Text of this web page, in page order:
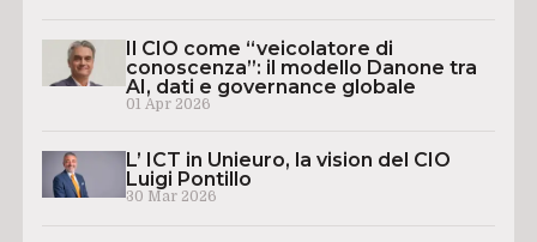
Il CIO come “veicolatore di
conoscenza”: il modello Danone tra
AI, dati e governance globale
01 Apr 2026
L’ ICT in Unieuro, la vision del CIO
Luigi Pontillo
30 Mar 2026